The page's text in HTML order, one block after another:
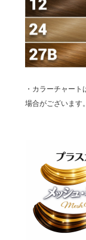
・カラーチャー
場合がございます。